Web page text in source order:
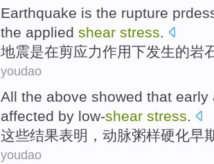
Earthquake is the rupture
the applied shear stress
地震是在剪应力作用下发生的岩
youdao
All the above showed that early
affected by low-shear stress.
这些结果表明， 动脉粥样硬化早
youdao